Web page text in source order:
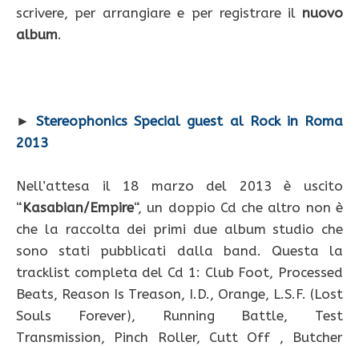
scrivere, per arrangiare e per registrare il nuovo
album.
►Stereophonics Special guest al Rock in Roma
2013
Nell’attesa il 18 marzo del 2013 è uscito
“Kasabian/Empire“, un doppio Cd che altro non è
che la raccolta dei primi due album studio che
sono stati pubblicati dalla band. Questa la
tracklist completa del Cd 1: Club Foot, Processed
Beats, Reason Is Treason, I.D., Orange, L.S.F. (Lost
Souls Forever), Running Battle, Test
Transmission, Pinch Roller, Cutt Off , Butcher